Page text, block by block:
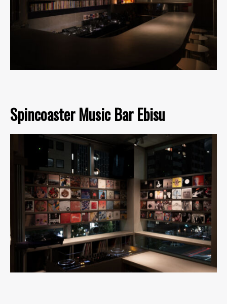
Spincoaster Music Bar Ebisu